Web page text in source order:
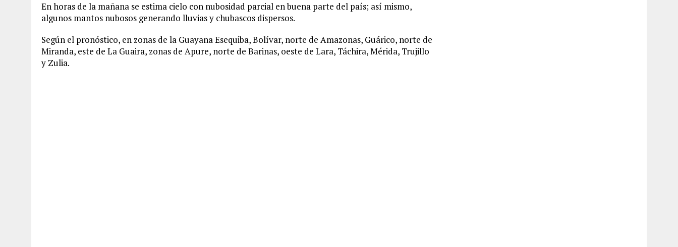
En horas de la mañana se estima cielo con nubosidad parcial en buena parte del país; así mismo,
algunos mantos nubosos generando lluvias y chubascos dispersos.
Según el pronóstico, en zonas de la Guayana Esequiba, Bolívar, norte de Amazonas, Guárico, norte de
Miranda, este de La Guaira, zonas de Apure, norte de Barinas, oeste de Lara, Táchira, Mérida, Trujillo
y Zulia.